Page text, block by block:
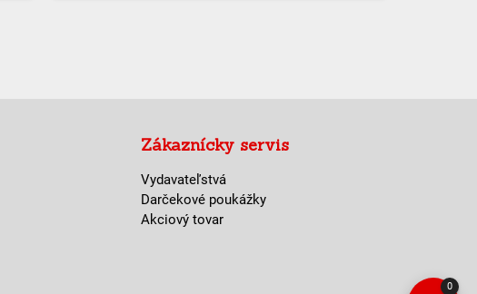
0
Zákaznícky servis
Vydavateľstvá
Darčekové poukážky
Akciový tovar